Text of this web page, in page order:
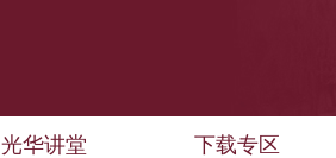
光华讲堂 下载专区